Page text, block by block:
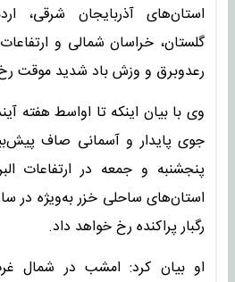
استان‌های آذربایجان شرقی،
گلستان، خراسان شمالی و ارتفاعات
رعدوبرق و وزش باد شدید موقت
وی با بیان اینکه تا اواسط هفته
جوی پایدار و آسمانی صاف
پنجشنبه و جمعه در ارتفاعات
استان‌های ساحلی خزر به‌ویژه در
رگبار پراکنده رخ خواهد داد.
او بیان کرد: امشب در شمال